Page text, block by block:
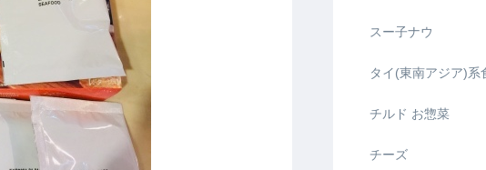
スー子ナウ
タイ(東南アジア)系
チルド お惣菜
チーズ